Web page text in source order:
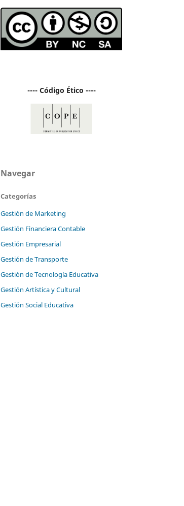
---- Código Ético ----
Navegar
Categorías
Gestión de Marketing
Gestión Financiera Contable
Gestión Empresarial
Gestión de Transporte
Gestión de Tecnología Educativa
Gestión Artística y Cultural
Gestión Social Educativa